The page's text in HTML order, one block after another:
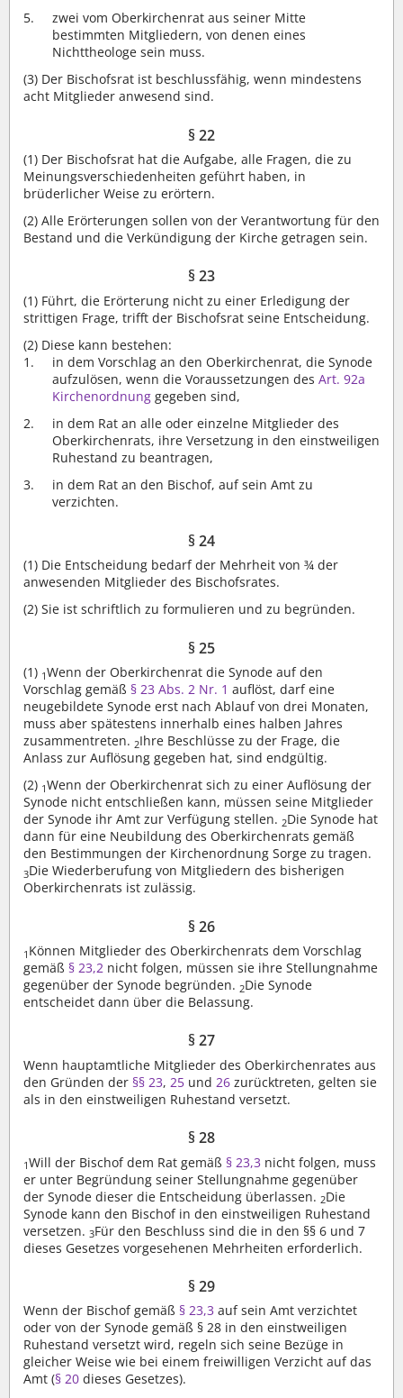
zwei vom Oberkirchenrat aus seiner Mitte
bestimmten Mitgliedern, von denen eines
Nichttheologe sein muss.
(3) Der Bischofsrat ist beschlussfähig, wenn mindestens
acht Mitglieder anwesend sind.
§ 22
(1) Der Bischofsrat hat die Aufgabe, alle Fragen, die zu
Meinungsverschiedenheiten geführt haben, in
brüderlicher Weise zu erörtern.
(2) Alle Erörterungen sollen von der Verantwortung für den
Bestand und die Verkündigung der Kirche getragen sein.
§ 23
(1) Führt, die Erörterung nicht zu einer Erledigung der
strittigen Frage, trifft der Bischofsrat seine Entscheidung.
(2) Diese kann bestehen:
in dem Vorschlag an den Oberkirchenrat, die Synode
aufzulösen, wenn die Voraussetzungen des Art. 92a
Kirchenordnung gegeben sind,
in dem Rat an alle oder einzelne Mitglieder des
Oberkirchenrats, ihre Versetzung in den einstweiligen
Ruhestand zu beantragen,
in dem Rat an den Bischof, auf sein Amt zu
verzichten.
§ 24
(1) Die Entscheidung bedarf der Mehrheit von ¾ der
anwesenden Mitglieder des Bischofsrates.
(2) Sie ist schriftlich zu formulieren und zu begründen.
§ 25
(1) 1Wenn der Oberkirchenrat die Synode auf den
Vorschlag gemäß § 23 Abs. 2 Nr. 1 auflöst, darf eine
neugebildete Synode erst nach Ablauf von drei Monaten,
muss aber spätestens innerhalb eines halben Jahres
zusammentreten. 2Ihre Beschlüsse zu der Frage, die
Anlass zur Auflösung gegeben hat, sind endgültig.
(2) 1Wenn der Oberkirchenrat sich zu einer Auflösung der
Synode nicht entschließen kann, müssen seine Mitglieder
der Synode ihr Amt zur Verfügung stellen. 2Die Synode hat
dann für eine Neubildung des Oberkirchenrats gemäß
den Bestimmungen der Kirchenordnung Sorge zu tragen.
3Die Wiederberufung von Mitgliedern des bisherigen
Oberkirchenrats ist zulässig.
§ 26
1 Können Mitglieder des Oberkirchenrats dem Vorschlag
gemäß § 23,2 nicht folgen, müssen sie ihre Stellungnahme
gegenüber der Synode begründen. 2Die Synode
entscheidet dann über die Belassung.
§ 27
Wenn hauptamtliche Mitglieder des Oberkirchenrates aus
den Gründen der §§ 23, 25 und 26 zurücktreten, gelten sie
als in den einstweiligen Ruhestand versetzt.
§ 28
1Will der Bischof dem Rat gemäß § 23,3 nicht folgen, muss
er unter Begründung seiner Stellungnahme gegenüber
der Synode dieser die Entscheidung überlassen. 2Die
Synode kann den Bischof in den einstweiligen Ruhestand
versetzen. 3Für den Beschluss sind die in den §§ 6 und 7
dieses Gesetzes vorgesehenen Mehrheiten erforderlich.
§ 29
Wenn der Bischof gemäß § 23,3 auf sein Amt verzichtet
oder von der Synode gemäß § 28 in den einstweiligen
Ruhestand versetzt wird, regeln sich seine Bezüge in
gleicher Weise wie bei einem freiwilligen Verzicht auf das
Amt (§ 20 dieses Gesetzes).